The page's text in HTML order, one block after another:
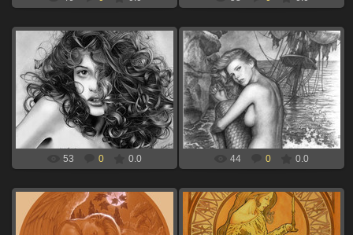
06.09.2024
девушка с волосами для
выжигания по дереву
xBOINGx
53 0 0.0
06.09.2024
русалка сидит для выжигания по
дереву
xBOINGx
44 0 0.0
06.09.2024 06.09.2024